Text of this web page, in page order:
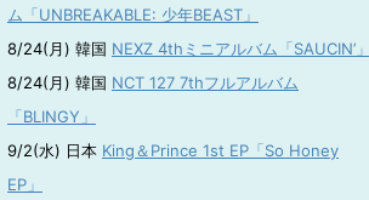
ム「UNBREAKABLE: 少年BEAST」
8/24(月) 韓国 NEXZ 4thミニアルバム「SAUCIN’」
8/24(月) 韓国 NCT 127 7thフルアルバム
「BLINGY」
9/2(水) 日本 King＆Prince 1st EP「So Honey
EP」